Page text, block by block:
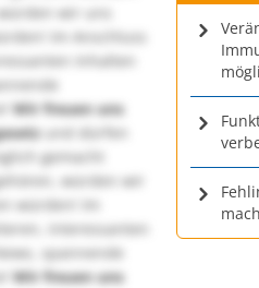
wir uns
Im Anschluss
Inhalten
Wir freuen uns
und dürfen
gemacht
würden wir
würden! Im
interessanten
spannende
Wir freuen uns